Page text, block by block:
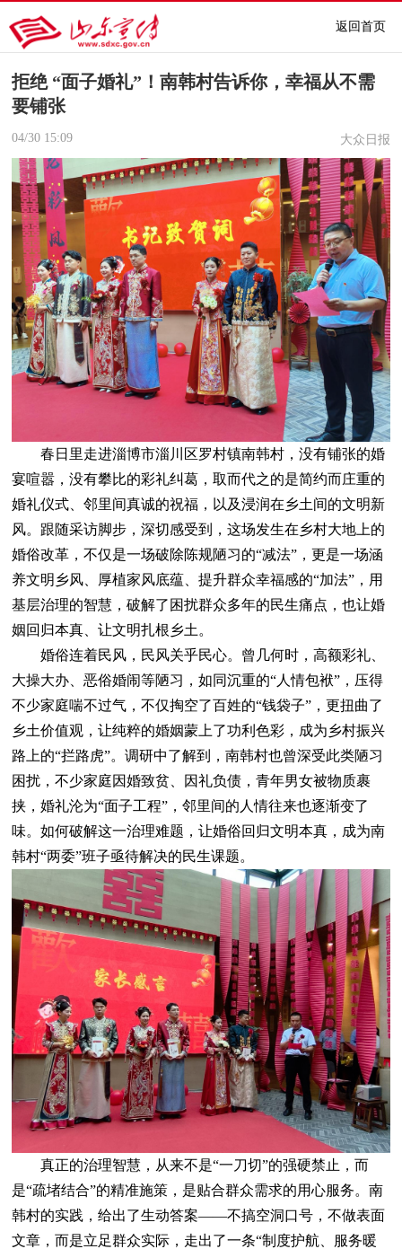
返回首页
拒绝 “面子婚礼”！南韩村告诉你，幸福从不需
要铺张
04/30 15:09 大众日报
春日里走进淄博市淄川区罗村镇南韩村，没有铺张的婚
宴喧嚣，没有攀比的彩礼纠葛，取而代之的是简约而庄重的
婚礼仪式、邻里间真诚的祝福，以及浸润在乡土间的文明新
风。跟随采访脚步，深切感受到，这场发生在乡村大地上的
婚俗改革，不仅是一场破除陈规陋习的“减法”，更是一场涵
养文明乡风、厚植家风底蕴、提升群众幸福感的“加法”，用
基层治理的智慧，破解了困扰群众多年的民生痛点，也让婚
姻回归本真、让文明扎根乡土。
婚俗连着民风，民风关乎民心。曾几何时，高额彩礼、
大操大办、恶俗婚闹等陋习，如同沉重的“人情包袱”，压得
不少家庭喘不过气，不仅掏空了百姓的“钱袋子”，更扭曲了
乡土价值观，让纯粹的婚姻蒙上了功利色彩，成为乡村振兴
路上的“拦路虎”。调研中了解到，南韩村也曾深受此类陋习
困扰，不少家庭因婚致贫、因礼负债，青年男女被物质裹
挟，婚礼沦为“面子工程”，邻里间的人情往来也逐渐变了
味。如何破解这一治理难题，让婚俗回归文明本真，成为南
韩村“两委”班子亟待解决的民生课题。
真正的治理智慧，从来不是“一刀切”的强硬禁止，而
是“疏堵结合”的精准施策，是贴合群众需求的用心服务。南
韩村的实践，给出了生动答案——不搞空洞口号，不做表面
文章，而是立足群众实际，走出了一条“制度护航、服务暖